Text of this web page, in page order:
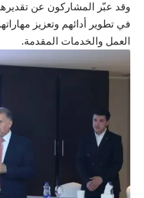
وقد عبّر المشاركون عن
في تطوير أدائهم وتعزيز
العمل والخدمات المقدمة.